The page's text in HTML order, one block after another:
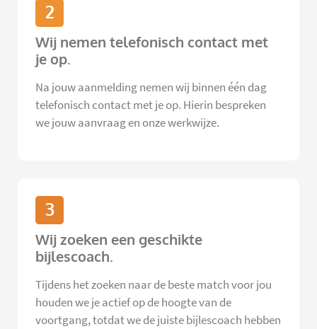
2
Wij nemen telefonisch contact met
je op.
Na jouw aanmelding nemen wij binnen één dag
telefonisch contact met je op. Hierin bespreken
we jouw aanvraag en onze werkwijze.
3
Wij zoeken een geschikte
bijlescoach.
Tijdens het zoeken naar de beste match voor jou
houden we je actief op de hoogte van de
voortgang, totdat we de juiste bijlescoach hebben